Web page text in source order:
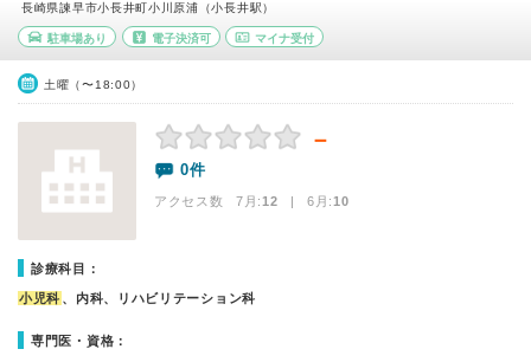
長崎県諫早市小長井町小川原浦（小長井駅）
駐車場あり 電子決済可 マイナ受付
土曜（〜18:00）
－
0件
アクセス数 7月:12 | 6月:10
診療科目：
小児科 、内科、リハビリテーション科
専門医・資格：